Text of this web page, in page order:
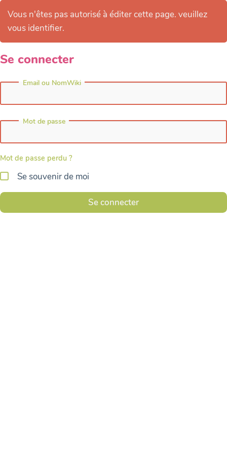
Vous n'êtes pas autorisé à éditer cette page. veuillez
vous identifier.
Se connecter
Email ou NomWiki
Mot de passe
Mot de passe perdu ?
Se souvenir de moi
Se connecter